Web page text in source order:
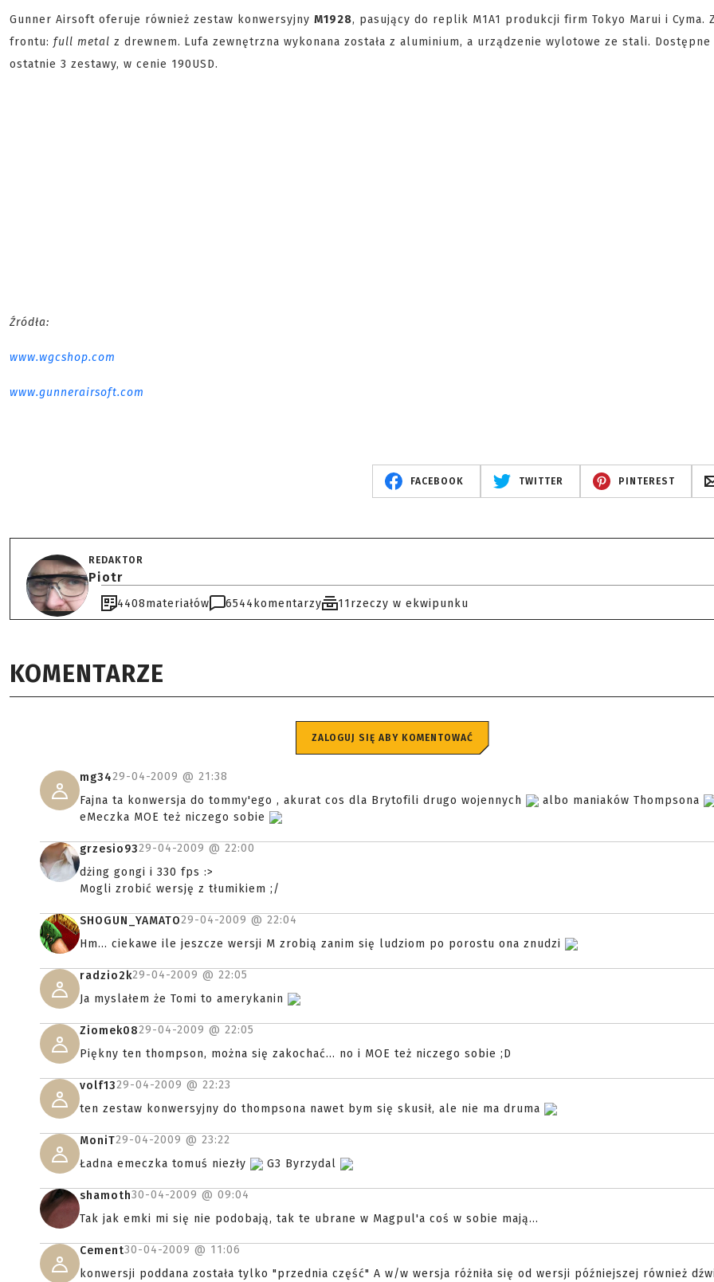
Gunner Airsoft oferuje również zestaw konwersyjny M1928, pasujący do replik M1A1 produkcji firm Tokyo Marui i Cyma.
frontu: full metal z drewnem. Lufa zewnętrzna wykonana została z aluminium, a urządzenie wylotowe ze stali. Dostępne
ostatnie 3 zestawy, w cenie 190USD.
Źródła:
www.wgcshop.com
www.gunnerairsoft.com
FACEBOOK TWITTER PINTEREST
REDAKTOR
Piotr
4408materiałów 6544 komentarzy 11rzeczy w ekwipunku
KOMENTARZE
ZALOGUJ SIĘ ABY KOMENTOWAĆ
mg3429-04-2009 @ 21:38
Fajna ta konwersja do tommy'ego , akurat cos dla Brytofili drugo wojennych
albo maniaków Thompsona
eMeczka MOE też niczego sobie
grzesio9329-04-2009 @ 22:00
dżing gongi i 330 fps :>
Mogli zrobić wersję z tłumikiem ;/
SHOGUN_YAMATO29-04-2009 @ 22:04
Hm... ciekawe ile jeszcze wersji M zrobią zanim się ludziom po porostu ona znudzi
radzio2k29-04-2009 @ 22:05
Ja myslałem że Tomi to amerykanin
Ziomek0829-04-2009 @ 22:05
Piękny ten thompson, można się zakochać... no i MOE też niczego sobie ;D
volf1329-04-2009 @ 22:23
ten zestaw konwersyjny do thompsona nawet bym się skusił, ale nie ma druma
MoniT29-04-2009 @ 23:22
Ładna emeczka tomuś niezły
G3 Byrzydal
shamoth30-04-2009 @ 09:04
Tak jak emki mi się nie podobają, tak te ubrane w Magpul'a coś w sobie mają...
Cement30-04-2009 @ 11:06
konwersji poddana została tylko "przednia część" A w/w wersja różniła się od wersji późniejszej również